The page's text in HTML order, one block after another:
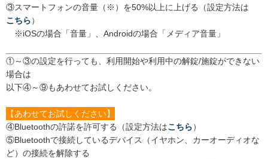
③スマートフォンの音量（※）を50%以上に上げる（設定方法は
こちら）
※iOSの場合「音量」、Androidの場合「メディア音量」
①～③の設定を行っても、利用開始や利用中の解錠/施錠ができない
場合は
以下④～⑨もあわせてお試しください。
【あわせてお試しください】
④Bluetoothの許諾を許可する（設定方法はこちら）
⑤Bluetoothで接続しているデバイス（イヤホン、カーオーディオな
ど）の接続を解除する